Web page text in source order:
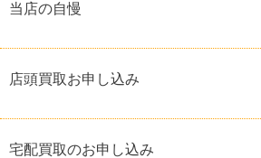
当店の自慢
店頭買取お申し込み
宅配買取のお申し込み